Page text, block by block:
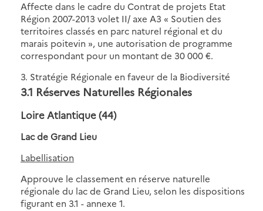
Affecte dans le cadre du Contrat de projets Etat
Région 2007-2013 volet II/ axe A3 « Soutien des
territoires classés en parc naturel régional et du
marais poitevin », une autorisation de programme
correspondant pour un montant de 30 000 €.
3. Stratégie Régionale en faveur de la Biodiversité
3.1 Réserves Naturelles Régionales
Loire Atlantique (44)
Lac de Grand Lieu
Labellisation
Approuve le classement en réserve naturelle
régionale du lac de Grand Lieu, selon les dispositions
figurant en 3.1 - annexe 1.